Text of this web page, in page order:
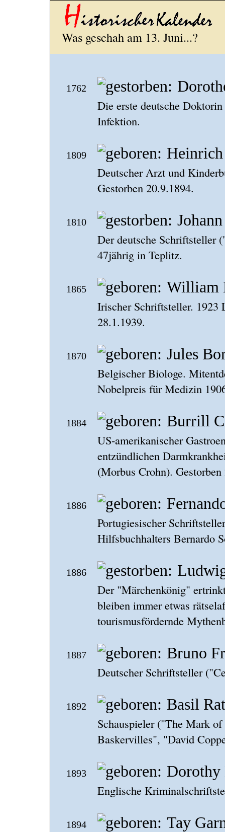
Was geschah am 13. Juni...?
1762
Die erste deutsche
Infektion.
1809
Deutscher Arzt und
Gestorben 20.9.1894.
1810
Der deutsche Schriftsteller
47jährig in Teplitz.
1865 William
Irischer Schriftsteller. 1923
28.1.1939.
1870 Jules
Belgischer Biologe.
Nobelpreis für Medizin
1884 Burrill
US-amerikanischer
entzündlichen
(Morbus Crohn).
1886
Portugiesischer
Hilfsbuchhalters Bernardo
1886
Der "Märchenkönig"
bleiben immer etwas
tourismusfördernde
1887 Bruno
Deutscher Schriftsteller
1892 Basil
Schauspieler ("The Mark
Baskervilles", "David
1893 Dorothy
Englische
1894 Tay